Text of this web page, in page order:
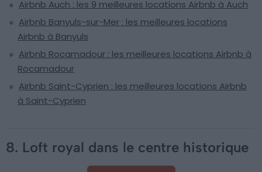
Airbnb Auch : les 9 meilleures locations Airbnb à Auch
Airbnb Banyuls-sur-Mer : les meilleures locations
Airbnb à Banyuls
Airbnb Rocamadour : les meilleures locations Airbnb à
Rocamadour
Airbnb Saint-Cyprien : les meilleures locations Airbnb
à Saint-Cyprien
8. Loft royal dans le centre historique